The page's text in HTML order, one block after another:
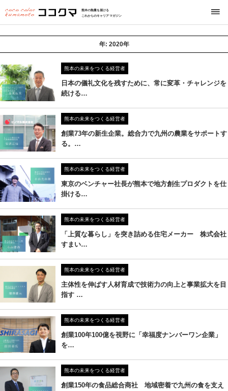
熊本の熱量を届ける
これからのキャリアマガジン
年: 2020年
熊本の未来をつくる経営者
日本の儀礼文化を残すために、常に変革・チャレンジを
続ける…
熊本の未来をつくる経営者
創業73年の新生企業。総合力で九州の農業をサポートす
る。…
熊本の未来をつくる経営者
東京のベンチャー社長が熊本で地方創生プロダクトを仕
掛ける…
熊本の未来をつくる経営者
「上質な暮らし」を突き詰める住宅メーカー 株式会社
すまい…
熊本の未来をつくる経営者
主体性を伸ばす人材育成で技術力の向上と事業拡大を目
指す …
熊本の未来をつくる経営者
創業100年100億を視野に「幸福度ナンバーワン企業」
を…
熊本の未来をつくる経営者
創業150年の食品総合商社 地域密着で九州の食を支え